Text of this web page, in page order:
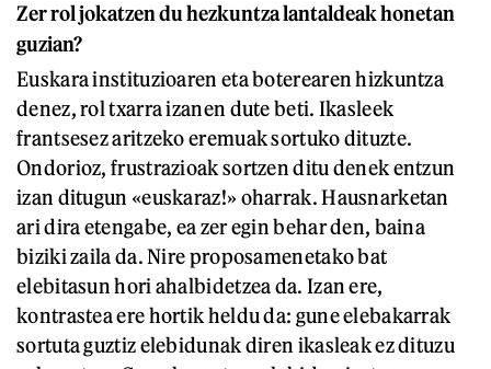
Zer rol jokatzen du hezkuntza lantaldeak honetan
guzian?
Euskara instituzioaren eta boterearen hizkuntza
denez, rol txarra izanen dute beti. Ikasleek
frantsesez aritzeko eremuak sortuko dituzte.
Ondorioz, frustrazioak sortzen ditu denek entzun
izan ditugun «euskaraz!» oharrak. Hausnarketan
ari dira etengabe, ea zer egin behar den, baina
biziki zaila da. Nire proposamenetako bat
elebitasun hori ahalbidetzea da. Izan ere,
kontrastea ere hortik heldu da: gune elebakarrak
sortuta guztiz elebidunak diren ikasleak ez dituzu